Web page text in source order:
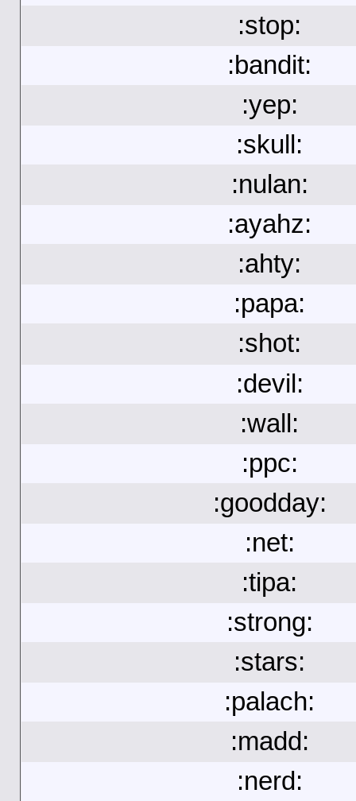
:stop:
:bandit:
:yep:
:skull:
:nulan:
:ayahz:
:ahty:
:papa:
:shot:
:devil:
:wall:
:ppc:
:goodday:
:net:
:tipa:
:strong:
:stars:
:palach:
:madd:
:nerd: